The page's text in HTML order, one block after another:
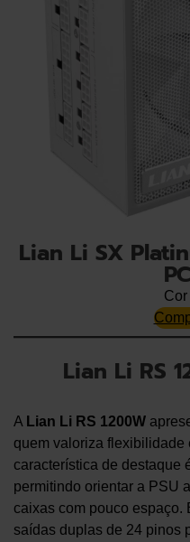
Lian Li SX
Cor
Lian Li RS
A Lian Li RS 1200W
quem valoriza flexibilidade
característica de destaque
permitindo orientar a PSU
caixas com pouco espaço.
saídas duplas de 24 pinos